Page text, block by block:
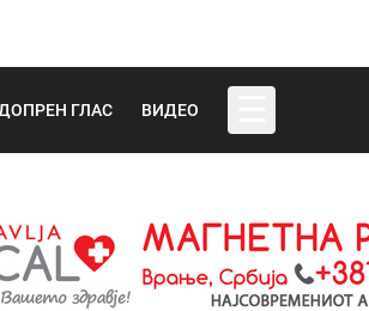
ГЛАС ВИДЕО